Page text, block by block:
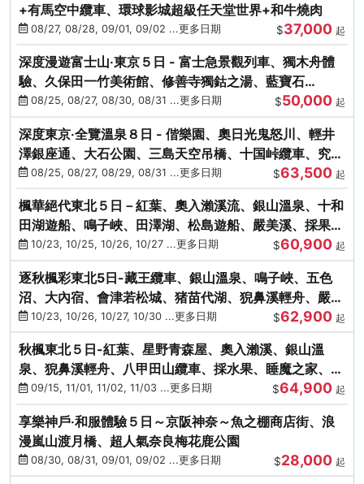
+有馬空中纜車、環球影城超級任天堂世界+和牛燒肉
08/27, 08/28, 09/01, 09/02 ...更多日期 $37,000 起
深度漫遊富士山‧東京５日 - 富士急景觀列車、獨木舟體
驗、久保田一竹美術館、修善寺獨鈷之湯、藍寶石
SAPHIR踴子號
08/25, 08/27, 08/30, 08/31 ...更多日期 $50,000 起
深度東京‧全覽溫泉８日 - 偕樂園、奧日光鬼怒川、輕井
澤銀座通、大石公園、三島天空吊橋、十国峠纜車、究極
海鮮食べ放題
08/25, 08/27, 08/29, 08/31 ...更多日期 $63,500 起
楓華絕代東北５日－紅葉、奧入瀨溪流、銀山溫泉、十和
田湖遊船、鳴子峽、田澤湖、松島遊船、嚴美溪、採果烤
牡蠣10/23, 10/25, 10/26, 10/27 ...更多日期 $60,900 起
逐秋楓彩東北5日-藏王纜車、銀山溫泉、鳴子峽、五色
沼、大內宿、會津若松城、猪苗代湖、猊鼻溪輕舟、嚴美
溪、松島海灣遊船
10/23, 10/26, 10/27, 10/30 ...更多日期 $62,900 起
秋楓東北５日-紅葉、星野青森屋、奧入瀨溪、銀山溫
泉、猊鼻溪輕舟、八甲田山纜車、採水果、睡魔之家、法
式料理(不進免稅店)
09/15, 11/01, 11/02, 11/03 ...更多日期 $64,900 起
享樂神戶‧和服體驗５日～京阪神奈～魚之棚商店街、浪
漫嵐山渡月橋、超人氣奈良梅花鹿公園
08/30, 08/31, 09/01, 09/02 ...更多日期 $28,000 起